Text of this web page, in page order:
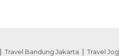
Travel Bandung Jakarta Travel